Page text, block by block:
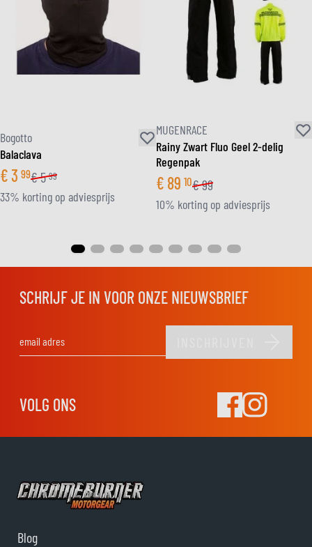
Bogotto
Balaclava
€3 99€5 99
33% korting op adviesprijs
MUGENRACE
Rainy Zwart Fluo Geel 2-delig
Regenpak
€ 89 10€99
10% korting op adviesprijs
SCHRIJF JE IN VOOR ONZE NIEUWSBRIEF
VOLG ONS
Blog